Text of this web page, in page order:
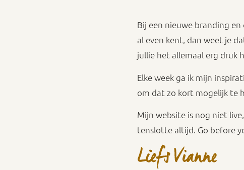
Bij een nieuwe branding
al even kent, dan weet je
jullie het allemaal erg druk
Elke week ga ik mijn
om dat zo kort mogelijk te
Mijn website is nog niet
tenslotte altijd. Go before